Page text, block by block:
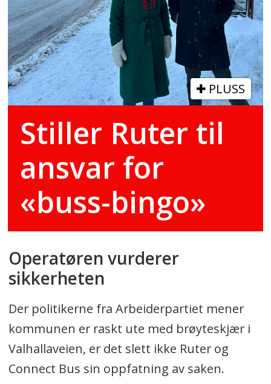
PLUSS
Stiller Ruter til
ansvar for
«buss-bingo»
Operatøren vurderer
sikkerheten
Der politikerne fra Arbeiderpartiet mener
kommunen er raskt ute med brøyteskjær i
Valhallaveien, er det slett ikke Ruter og
Connect Bus sin oppfatning av saken.